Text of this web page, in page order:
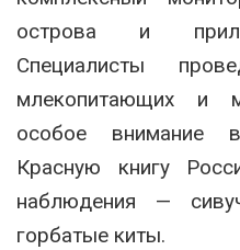
острова и
Специалисты
млекопитающих и
особое внимание
Красную книгу
наблюдения —
горбатые киты.